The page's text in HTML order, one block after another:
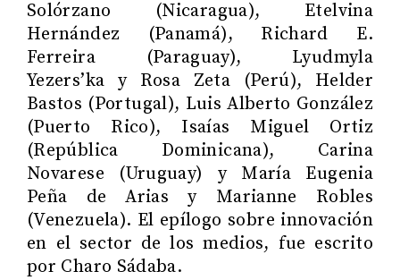
Solórzano (Nicaragua), Etelvina
Hernández (Panamá), Richard E.
Ferreira (Paraguay), Lyudmyla
Yezers’ka y Rosa Zeta (Perú), Helder
Bastos (Portugal), Luis Alberto González
(Puerto Rico), Isaías Miguel Ortiz
(República Dominicana), Carina
Novarese (Uruguay) y María Eugenia
Peña de Arias y Marianne Robles
(Venezuela). El epílogo sobre innovación
en el sector de los medios, fue escrito
por Charo Sádaba.